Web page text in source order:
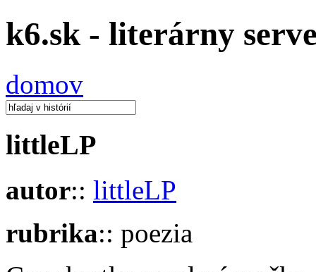
k6.sk - literárny
domov
littleLP
autor:: littleLP
rubrika:: poezia